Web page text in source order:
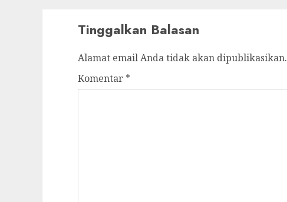
Tinggalkan Balasan
Alamat email Anda tidak akan dipublikasikan.
Komentar *